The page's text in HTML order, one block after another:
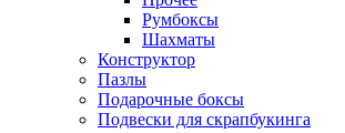
Румбоксы
Шахматы
Конструктор
Пазлы
Подарочные боксы
Подвески для скрапбукинга